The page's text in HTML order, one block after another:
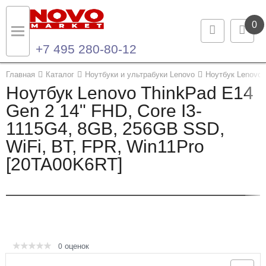
0
+7 495 280-80-12
Главная Каталог Ноутбуки и ультрабуки Lenovo Ноутбук
Ноутбук Lenovo ThinkPad E14
Gen 2 14" FHD, Core I3-
1115G4, 8GB, 256GB SSD,
WiFi, BT, FPR, Win11Pro
[20TA00K6RT]
0 оценок
Назад
Каталог продукции
Ноутбуки и ультрабуки
Компьютеры
Назад
Контакты
Контактная информация